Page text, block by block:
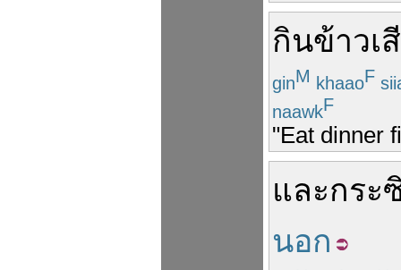
กินข้าวเ
ginM khaaoF
naawkF
"Eat dinner
และกระ
นอก